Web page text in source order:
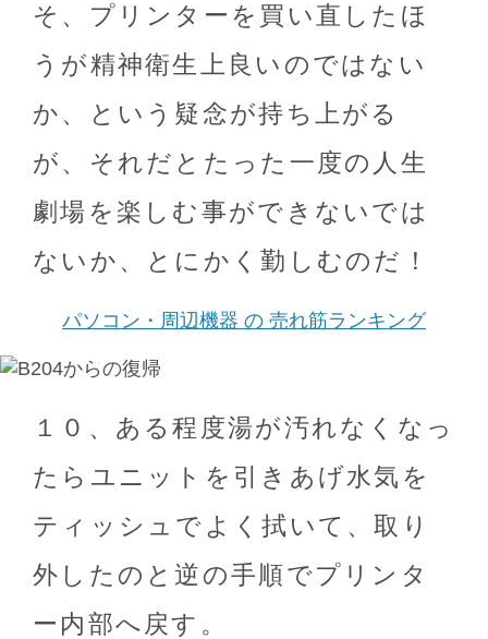
そ、プリンターを買い直したほ
うが精神衛生上良いのではない
か、という疑念が持ち上がる
が、それだとたった一度の人生
劇場を楽しむ事ができないでは
ないか、とにかく勤しむのだ！
パソコン・周辺機器 の 売れ筋ランキング
１０、ある程度湯が汚れなくなっ
たらユニットを引きあげ水気を
ティッシュでよく拭いて、取り
外したのと逆の手順でプリンタ
ー内部へ戻す。